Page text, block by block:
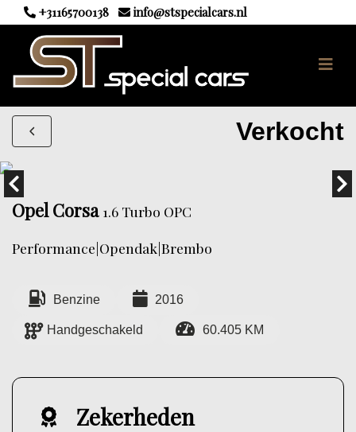
+31165700138 info@stspecialcars.nl
Verkocht
Opel Corsa 1.6 Turbo OPC
Performance|Opendak|Brembo
Benzine 2016
Handgeschakeld 60.405 KM
Zekerheden